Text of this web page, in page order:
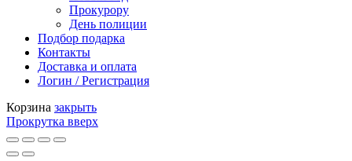
Прокурору
День полиции
Подбор подарка
Контакты
Доставка и оплата
Логин / Регистрация
Корзина закрыть
Прокрутка вверх